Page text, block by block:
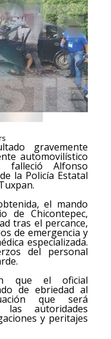
gravemente
automovilístico
falleció Alfonso
la Policía Estatal
el mando
de Chicontepec,
tras el percance,
de emergencia y
especializada.
del personal
que el oficial
de ebriedad al
que será
las autoridades
y peritajes